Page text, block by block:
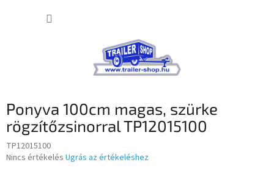
Ponyva 100cm magas, szürke
rögzítőzsinorral TP12015100
TP12015100
A
Nincs értékelés Ugrás az értékeléshez